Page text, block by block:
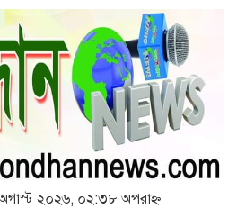
২০২৬, ০২:৩৮ অপরাহ্ন